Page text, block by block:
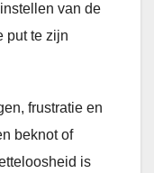
van de
put te zijn
frustratie en
beknot of
is